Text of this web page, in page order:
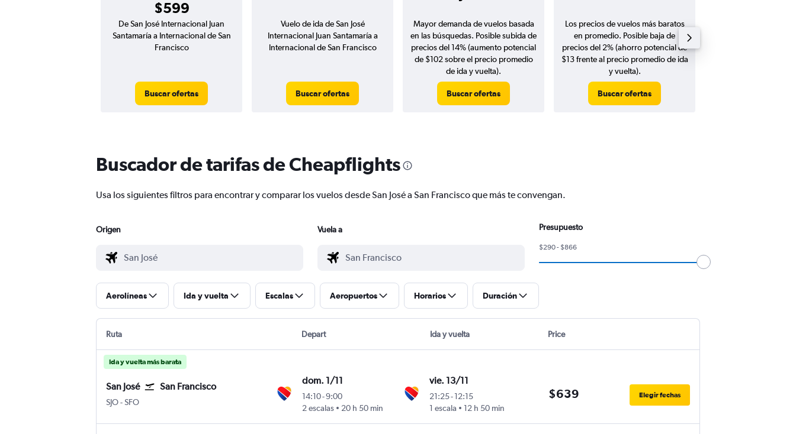
$599
De San José Internacional Juan
Santamaría a Internacional de San
Francisco
Buscar ofertas
Vuelo de ida de San José
Internacional Juan Santamaría a
Internacional de San Francisco
Buscar ofertas
Mayor demanda de vuelos basada
en las búsquedas. Posible subida de
precios del 14% (aumento potencial
de $102 sobre el precio promedio
de ida y vuelta).
Buscar ofertas
Los precios de vuelos más baratos
en promedio. Posible baja de
precios del 2% (ahorro potencial de
$13 frente al precio promedio de ida
y vuelta).
Buscar ofertas
Buscador de tarifas de Cheapflights
Usa los siguientes filtros para encontrar y comparar los vuelos desde San José a San Francisco que más te convengan.
Origen Vuela a Presupuesto
$290 - $866
Aerolíneas Ida y vuelta Escalas Aeropuertos Horarios Duración
Ruta Depart Ida y vuelta Price
Ida y vuelta más barata
San José San Francisco
SJO-SFO
dom. 1/11
14:10-9:00
2 escalas
20 h 50 min
vie. 13/11
21:25-12:15
1 escala
12 h 50 min
$639 Elegir fechas